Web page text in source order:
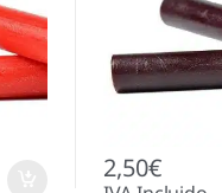
2,50€